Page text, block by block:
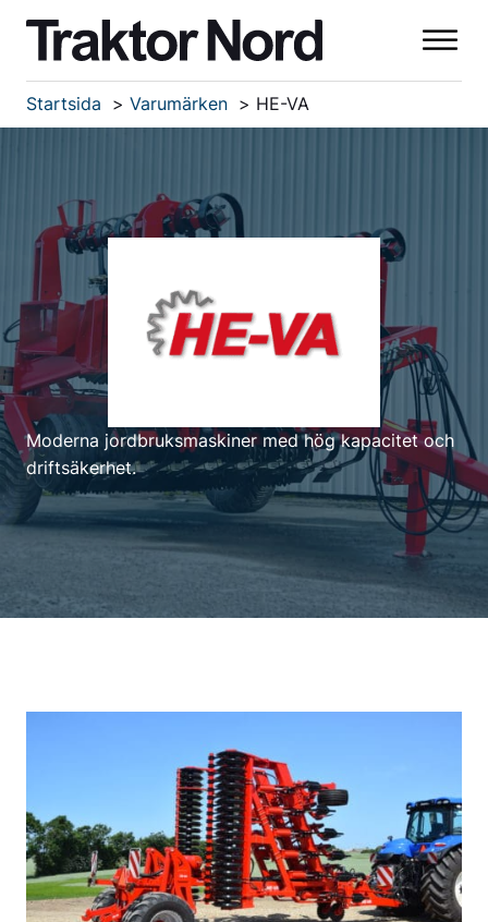
Startsida Varumärken HE-VA
Moderna jordbruksmaskiner med hög kapacitet och
driftsäkerhet.